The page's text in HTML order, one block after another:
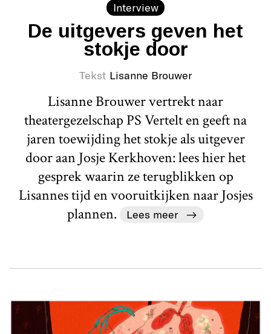
Interview
De uitgevers geven het
stokje door
Tekst Lisanne Brouwer
Lisanne Brouwer vertrekt naar
theatergezelschap PS Vertelt en geeft na
jaren toewijding het stokje als uitgever
door aan Josje Kerkhoven: lees hier het
gesprek waarin ze terugblikken op
Lisannes tijd en vooruitkijken naar Josjes
plannen.
Lees meer